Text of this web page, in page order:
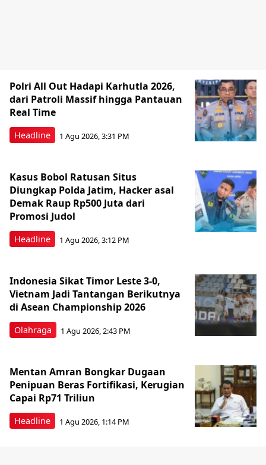
Headline
Polri All Out Hadapi Karhutla 2026,
dari Patroli Massif hingga Pantauan
Real Time
1 Agu 2026, 3:31 PM
Headline
Kasus Bobol Ratusan Situs
Diungkap Polda Jatim, Hacker asal
Demak Raup Rp500 Juta dari
Promosi Judol
1 Agu 2026, 3:12 PM
Olahraga
Indonesia Sikat Timor Leste 3-0,
Vietnam Jadi Tantangan Berikutnya
di Asean Championship 2026
1 Agu 2026, 2:43 PM
Headline
Mentan Amran Bongkar Dugaan
Penipuan Beras Fortifikasi, Kerugian
Capai Rp71 Triliun
1 Agu 2026, 1:14 PM